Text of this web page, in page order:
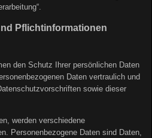
Pflichtinformationen
den Schutz Ihrer persönlichen Daten
Daten vertraulich und
sowie dieser
werden verschiedene
Personenbezogene Daten sind Daten,